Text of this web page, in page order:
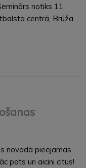
notiks 11.
centrā, Brūža
novadā pieejamas
pats un aicini citus!